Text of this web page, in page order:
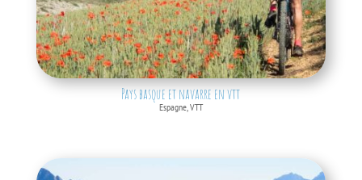
Pays basque et navarre en vtt
Espagne,VTT